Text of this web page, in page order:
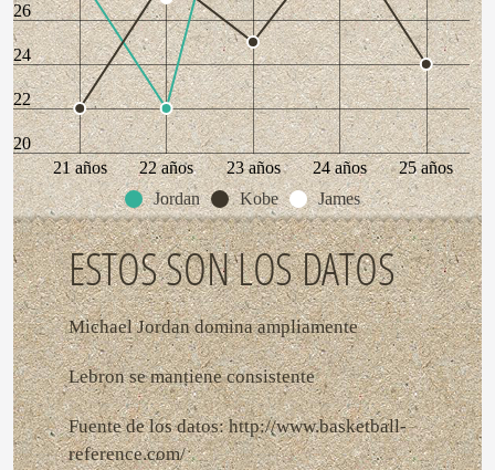
20
22
24
26
21 años 22 años 23 años 24 años
25 años
Jordan
Kobe James
ESTOS SON LOS DATOS
Michael Jordan domina ampliamente
Lebron se mantiene consistente
Fuente de los datos: http://www.basketball-
reference.com/